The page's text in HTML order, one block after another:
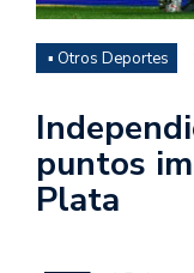
▪ Otros Deportes
puntos
Plata